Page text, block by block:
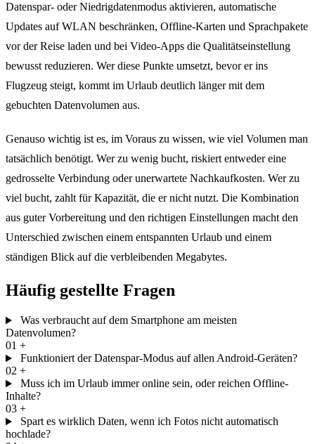
Datenspar- oder Niedrigdatenmodus aktivieren, automatische
Updates auf WLAN beschränken, Offline-Karten und Sprachpakete
vor der Reise laden und bei Video-Apps die Qualitätseinstellung
bewusst reduzieren. Wer diese Punkte umsetzt, bevor er ins
Flugzeug steigt, kommt im Urlaub deutlich länger mit dem
gebuchten Datenvolumen aus.
Genauso wichtig ist es, im Voraus zu wissen, wie viel Volumen man
tatsächlich benötigt. Wer zu wenig bucht, riskiert entweder eine
gedrosselte Verbindung oder unerwartete Nachkaufkosten. Wer zu
viel bucht, zahlt für Kapazität, die er nicht nutzt. Die Kombination
aus guter Vorbereitung und den richtigen Einstellungen macht den
Unterschied zwischen einem entspannten Urlaub und einem
ständigen Blick auf die verbleibenden Megabytes.
Häufig gestellte Fragen
Was verbraucht auf dem Smartphone am meisten
Datenvolumen?
01 +
Funktioniert der Datenspar-Modus auf allen Android-Geräten?
02 +
Muss ich im Urlaub immer online sein, oder reichen Offline-
Inhalte?
03 +
Spart es wirklich Daten, wenn ich Fotos nicht automatisch
hochlade?